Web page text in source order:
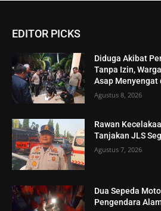
EDITOR PICKS
Diduga Akibat
Tanpa Izin,
Asap Menyengat
Agustus 8, 2026
Rawan
Tanjakan JLS
Agustus 7, 2026
Dua Sepeda
Pengendara